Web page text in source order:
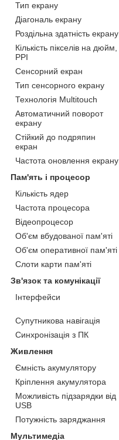
Тип екрану
Діагональ екрану
Роздільна здатність екрану
Кількість пікселів на дюйм,
PPI
Сенсорний екран
Тип сенсорного екрану
Технологія Multitouch
Автоматичний поворот
екрану
Стійкий до подряпин
екран
Частота оновлення екрану
Пам'ять і процесор
Кількість ядер
Частота процесора
Відеопроцесор
Об'єм вбудованої пам'яті
Об'єм оперативної пам'яті
Слоти карти пам'яті
Зв'язок та комунікації
Інтерфейси
Супутникова навігація
Синхронізація з ПК
Живлення
Ємність акумулятору
Кріплення акумулятора
Можливість підзарядки від
USB
Потужність заряджання
Мультимедіа